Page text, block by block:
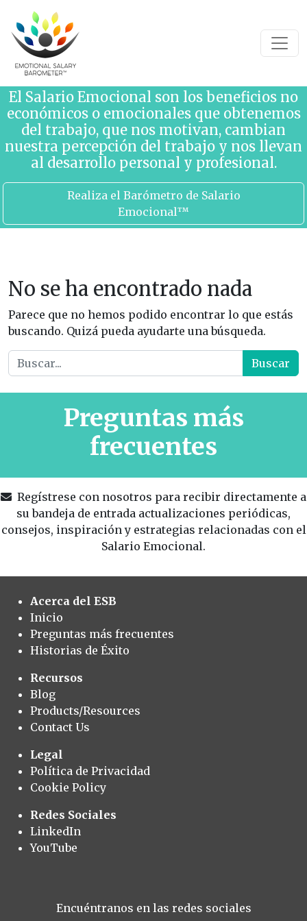
Saltar al contenido
El Salario Emocional son los beneficios no
económicos o emocionales que obtenemos
del trabajo, que nos motivan, cambian
nuestra percepción del trabajo y nos llevan
al desarrollo personal y profesional.
Realiza el Barómetro de Salario
Emocional™
No se ha encontrado nada
Parece que no hemos podido encontrar lo que estás
buscando. Quizá pueda ayudarte una búsqueda.
Buscar:
Preguntas más
frecuentes
Regístrese con nosotros para recibir directamente a
su bandeja de entrada actualizaciones periódicas,
consejos, inspiración y estrategias relacionadas con el
Salario Emocional.
Acerca del ESB
Inicio
Preguntas más frecuentes
Historias de Éxito
Recursos
Blog
Products/Resources
Contact Us
Legal
Política de Privacidad
Cookie Policy
Redes Sociales
LinkedIn
YouTube
Encuéntranos en las redes sociales